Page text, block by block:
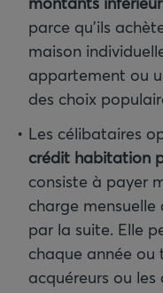
parce qu’ils
maison
appartement ou
des choix
Les célibataires
crédit habitation
consiste à payer
charge
par la suite. Elle
chaque année ou
acquéreurs ou